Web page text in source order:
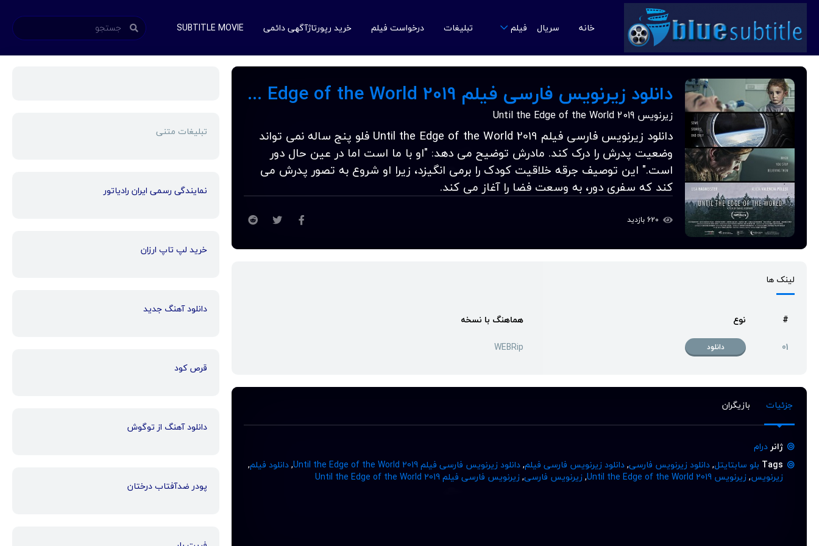
خانه سریال فیلم تبلیغات درخواست فیلم خرید رپورتاژآگهی دائمی SUBTITLE MOVIE
دانلود زیرنویس فارسی فیلم Until the Edge of the World 2019
زیرنویس Until the Edge of the World 2019
دانلود زیرنویس فارسی فیلم Until the Edge of the World 2019 فلو پنج ساله نمی تواند
وضعیت پدرش را درک کند. مادرش توضیح می دهد: "او با ما است اما در عین حال دور
است." این توصیف جرقه خلاقیت کودک را برمی انگیزد، زیرا او شروع به تصور پدرش می
کند که سفری دور، به وسعت فضا را آغاز می کند.
لینک ها
# نوع
هماهنگ با نسخه
01
دانلود WEBRip
جزئیات بازیگران
ژانردرام
Tags بلو سابتایتل,دانلود زیرنویس فارسی,دانلود زیرنویس فارسی فیلم,دانلود زیرنویس فارسی فیلم Until the Edge of the World 2019 ,دانلود فیلم,
زیرنویس,زیرنویس Until the Edge of the World 2019 ,زیرنویس فارسی,زیرنویس فارسی فیلم Until the Edge of the World 2019
تبلیغات متنی
نمایندگی رسمی ایران رادیاتور
خرید لپ تاپ ارزان
دانلود آهنگ جدید
قرص کود
دانلود آهنگ از توگوش
پودر ضدآفتاب درختان